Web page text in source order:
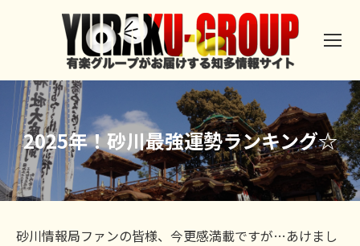
2025年！砂川最強運勢ランキング☆
砂川情報局ファンの皆様、今更感満載ですが…あけまし